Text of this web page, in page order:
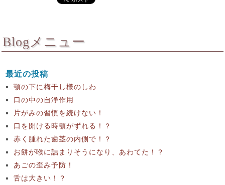
Blogメニュー
最近の投稿
顎の下に梅干し様のしわ
口の中の自浄作用
片がみの習慣を続けない！
口を開ける時顎がずれる！？
赤く腫れた歯茎の内側で！？
お餅が喉に詰まりそうになり、あわてた！？
あごの歪み予防！
舌は大きい！？